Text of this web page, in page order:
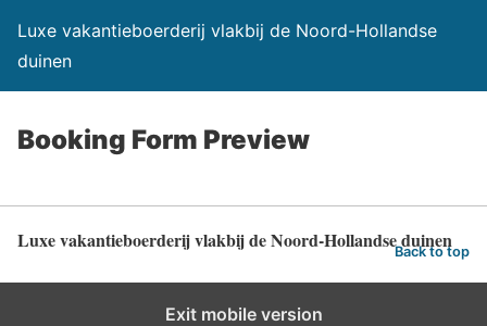
Luxe vakantieboerderij vlakbij de Noord-Hollandse
duinen
Booking Form Preview
Luxe vakantieboerderij vlakbij de Noord-Hollandse duinen
Back to top
Exit mobile version